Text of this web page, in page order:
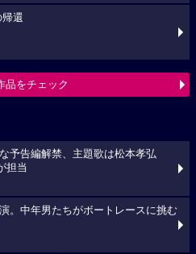
還
品をチェック
予告編解禁、主題歌は松本孝弘
担当
。中年男たちがボートレースに挑む